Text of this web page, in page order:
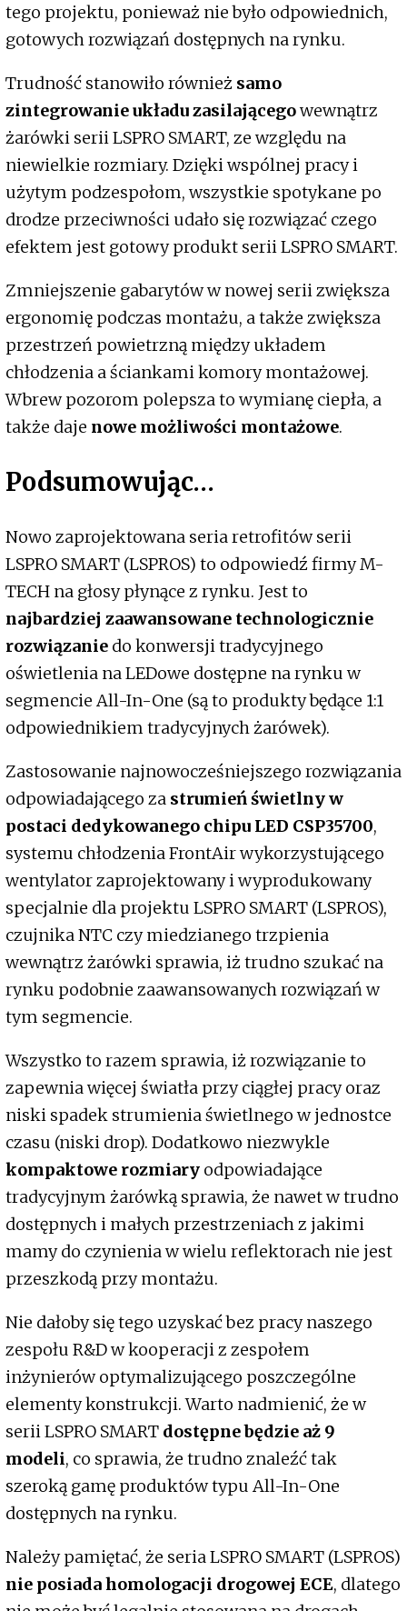
tego projektu, ponieważ nie było odpowiednich,
gotowych rozwiązań dostępnych na rynku.
Trudność stanowiło również samo
zintegrowanie układu zasilającegowewnątrz
żarówki serii LSPRO SMART, ze względu na
niewielkie rozmiary. Dzięki wspólnej pracy i
użytym podzespołom, wszystkie spotykane po
drodze przeciwności udało się rozwiązać czego
efektem jest gotowy produkt serii LSPRO SMART.
Zmniejszenie gabarytów w nowej serii zwiększa
ergonomię podczas montażu, a także zwiększa
przestrzeń powietrzną między układem
chłodzenia a ściankami komory montażowej.
Wbrew pozorom polepsza to wymianę ciepła, a
także daje nowe możliwości montażowe.
Podsumowując…
Nowo zaprojektowana seria retrofitów serii
LSPRO SMART (LSPROS) to odpowiedź firmy M-
TECH na głosy płynące z rynku. Jest to
najbardziej zaawansowane technologicznie
rozwiązanie do konwersji tradycyjnego
oświetlenia na LEDowe dostępne na rynku w
segmencie All-In-One (są to produkty będące 1:1
odpowiednikiem tradycyjnych żarówek).
Zastosowanie najnowocześniejszego rozwiązania
odpowiadającego za strumień świetlny w
postaci dedykowanego chipu LED CSP35700,
systemu chłodzenia FrontAir wykorzystującego
wentylator zaprojektowany i wyprodukowany
specjalnie dla projektu LSPRO SMART (LSPROS),
czujnika NTC czy miedzianego trzpienia
wewnątrz żarówki sprawia, iż trudno szukać na
rynku podobnie zaawansowanych rozwiązań w
tym segmencie.
Wszystko to razem sprawia, iż rozwiązanie to
zapewnia więcej światła przy ciągłej pracy oraz
niski spadek strumienia świetlnego w jednostce
czasu (niski drop). Dodatkowo niezwykle
kompaktowe rozmiary odpowiadające
tradycyjnym żarówką sprawia, że nawet w trudno
dostępnych i małych przestrzeniach z jakimi
mamy do czynienia w wielu reflektorach nie jest
przeszkodą przy montażu.
Nie dałoby się tego uzyskać bez pracy naszego
zespołu R&D w kooperacji z zespołem
inżynierów optymalizującego poszczególne
elementy konstrukcji. Warto nadmienić, że w
serii LSPRO SMART dostępne będzie aż 9
modeli, co sprawia, że trudno znaleźć tak
szeroką gamę produktów typu All-In-One
dostępnych na rynku.
Należy pamiętać, że seria LSPRO SMART (LSPROS)
nie posiada homologacji drogowej ECE, dlatego